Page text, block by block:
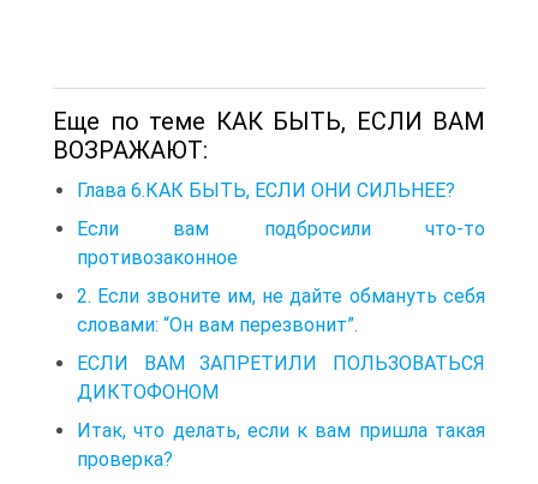
Еще по теме КАК БЫТЬ, ЕСЛИ ВАМ
ВОЗРАЖАЮТ:
Глава 6.КАК БЫТЬ, ЕСЛИ ОНИ СИЛЬНЕЕ?
Если вам подбросили что-то
противозаконное
2. Если звоните им, не дайте обмануть себя
словами: “Он вам перезвонит”.
ЕСЛИ ВАМ ЗАПРЕТИЛИ ПОЛЬЗОВАТЬСЯ
ДИКТОФОНОМ
Итак, что делать, если к вам пришла такая
проверка?